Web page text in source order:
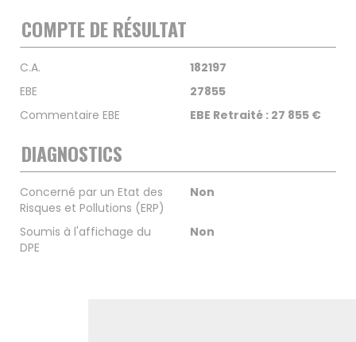
COMPTE DE RÉSULTAT
C.A.
182197
EBE
27855
Commentaire EBE
EBE Retraité : 27 855 €
DIAGNOSTICS
Concerné par un Etat des
Risques et Pollutions (ERP)
Non
Soumis à l'affichage du
DPE
Non